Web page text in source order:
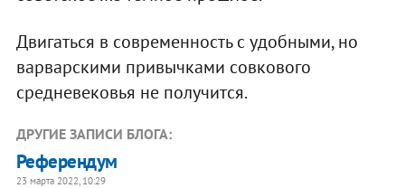
Двигаться в современность с удобными, но
варварскими привычками совкового
средневековья не получится.
ДРУГИЕ ЗАПИСИ БЛОГА:
Референдум
23 марта 2022, 10:29